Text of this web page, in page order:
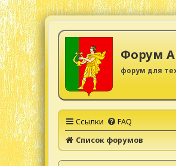
Форум
форум для
Ссылки FAQ
Список форумов